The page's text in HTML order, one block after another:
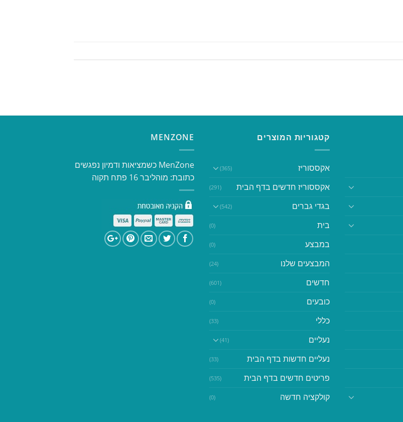
קטגוריות המוצרים
אקססוריז (365)
אקססוריז חדשים בדף הבית (291)
בגדי גברים (542)
בית (0)
במבצע (0)
המבצעים שלנו (24)
חדשים (601)
כובעים (0)
כללי (33)
נעליים (41)
נעליים חדשות בדף הבית (33)
פריטים חדשים בדף הבית (535)
קולקציה חדשה (0)
MENZONE
​​MenZone כשמציאות ודמיון נפגשים​
כתובת: מוהליבר 16 פתח תקוה